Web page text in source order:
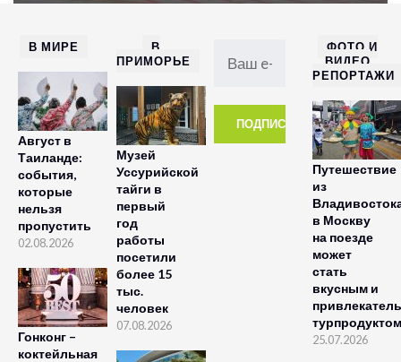
В МИРЕ
Август в
Таиланде:
события,
которые
нельзя
пропустить
02.08.2026
Гонконг –
коктейльная
В
ПРИМОРЬЕ
Музей
Уссурийской
тайги в
первый
год
работы
посетили
более 15
тыс.
человек
07.08.2026
ФОТО И
ВИДЕО
РЕПОРТАЖИ
Путешествие
из
в Москву
на поезде
может
стать
вкусным и
турпродуктом
25.07.2026